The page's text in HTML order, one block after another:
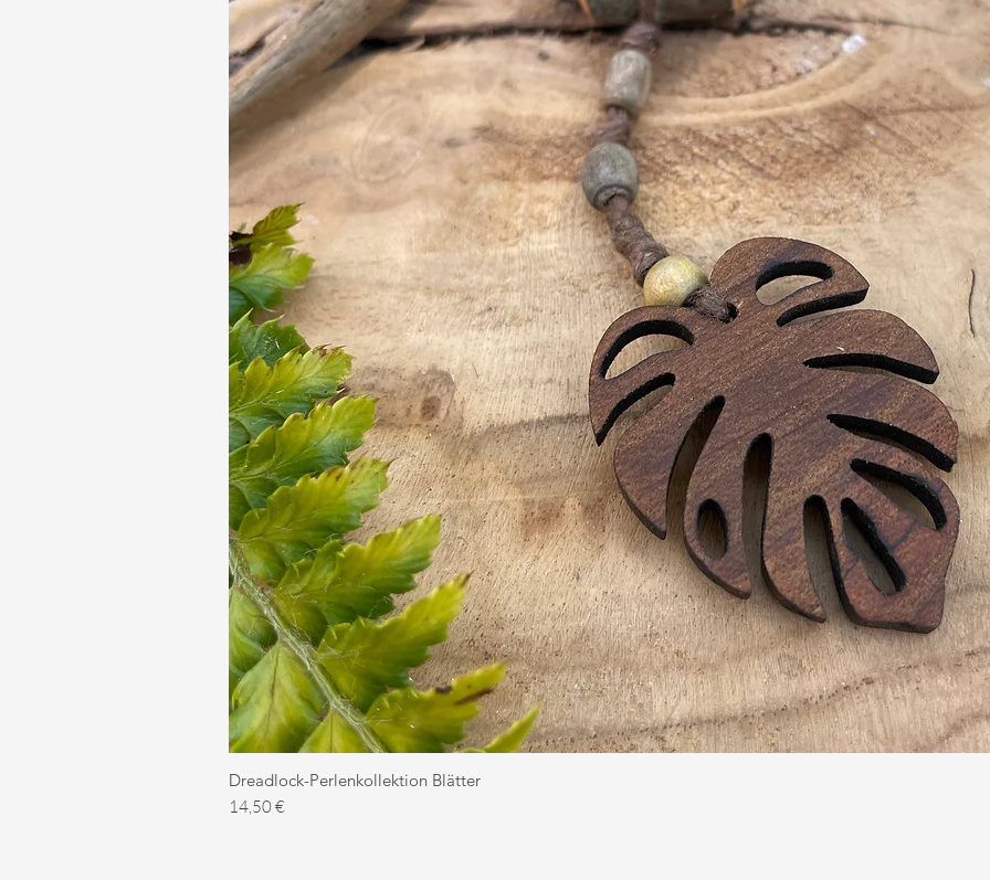
Dreadlock-Perlenkollektion Blätter
Preis
14,50 €